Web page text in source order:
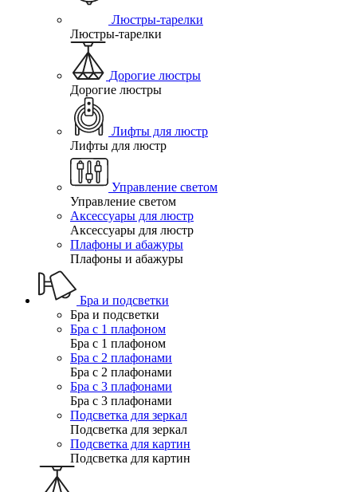
Люстры-тарелки
Люстры-тарелки
Дорогие люстры
Дорогие люстры
Лифты для люстр
Лифты для люстр
Управление светом
Управление светом
Аксессуары для люстр
Аксессуары для люстр
Плафоны и абажуры
Плафоны и абажуры
Бра и подсветки
Бра и подсветки
Бра с 1 плафоном
Бра с 1 плафоном
Бра с 2 плафонами
Бра с 2 плафонами
Бра с 3 плафонами
Бра с 3 плафонами
Подсветка для зеркал
Подсветка для зеркал
Подсветка для картин
Подсветка для картин